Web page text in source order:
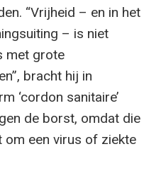
“Vrijheid – en in het
– is niet
met grote
bracht hij in
‘cordon sanitaire’
de borst, omdat die
om een virus of ziekte